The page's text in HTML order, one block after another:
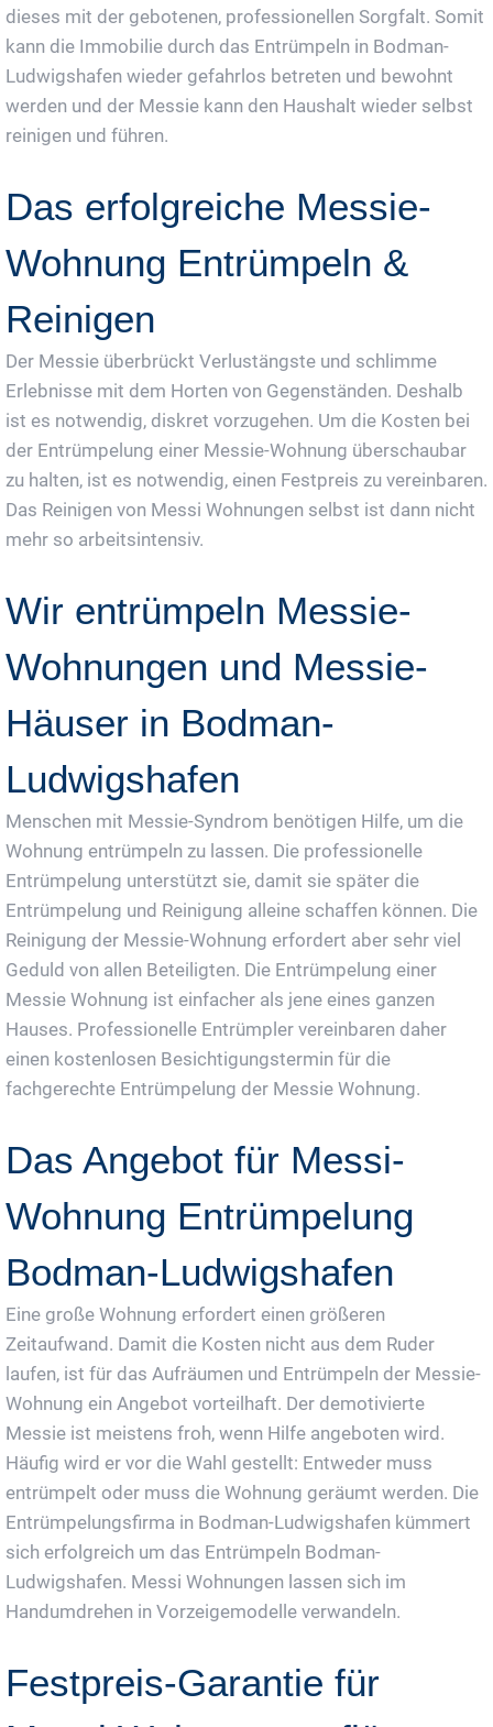
dieses mit der gebotenen, professionellen Sorgfalt. Somit
kann die Immobilie durch das Entrümpeln in Bodman-
Ludwigshafen wieder gefahrlos betreten und bewohnt
werden und der Messie kann den Haushalt wieder selbst
reinigen und führen.
Das erfolgreiche Messie-
Wohnung Entrümpeln &
Reinigen
Der Messie überbrückt Verlustängste und schlimme
Erlebnisse mit dem Horten von Gegenständen. Deshalb
ist es notwendig, diskret vorzugehen. Um die Kosten bei
der Entrümpelung einer Messie-Wohnung überschaubar
zu halten, ist es notwendig, einen Festpreis zu vereinbaren.
Das Reinigen von Messi Wohnungen selbst ist dann nicht
mehr so arbeitsintensiv.
Wir entrümpeln Messie-
Wohnungen und Messie-
Häuser in Bodman-
Ludwigshafen
Menschen mit Messie-Syndrom benötigen Hilfe, um die
Wohnung entrümpeln zu lassen. Die professionelle
Entrümpelung unterstützt sie, damit sie später die
Entrümpelung und Reinigung alleine schaffen können. Die
Reinigung der Messie-Wohnung erfordert aber sehr viel
Geduld von allen Beteiligten. Die Entrümpelung einer
Messie Wohnung ist einfacher als jene eines ganzen
Hauses. Professionelle Entrümpler vereinbaren daher
einen kostenlosen Besichtigungstermin für die
fachgerechte Entrümpelung der Messie Wohnung.
Das Angebot für Messi-
Wohnung Entrümpelung
Bodman-Ludwigshafen
Eine große Wohnung erfordert einen größeren
Zeitaufwand. Damit die Kosten nicht aus dem Ruder
laufen, ist für das Aufräumen und Entrümpeln der Messie-
Wohnung ein Angebot vorteilhaft. Der demotivierte
Messie ist meistens froh, wenn Hilfe angeboten wird.
Häufig wird er vor die Wahl gestellt: Entweder muss
entrümpelt oder muss die Wohnung geräumt werden. Die
Entrümpelungsfirma in Bodman-Ludwigshafen kümmert
sich erfolgreich um das Entrümpeln Bodman-
Ludwigshafen. Messi Wohnungen lassen sich im
Handumdrehen in Vorzeigemodelle verwandeln.
Festpreis-Garantie für